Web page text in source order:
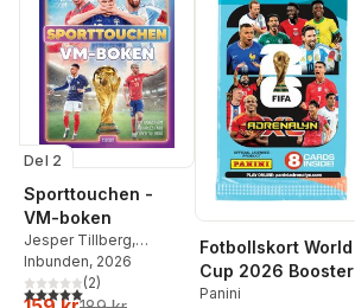
Del 2
Sporttouchen -
VM-boken
Jesper Tillberg,
Sporttouchen,Tim
Rangström
Faro
Inbunden, 2026
5,0utav 5 stjärnor. Totalt antal röster:
(2)
Fotbollskort World
Cup 2026 Booster
Panini